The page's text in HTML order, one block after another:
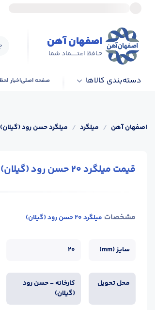
اصفهان آهن
حـافظ اعتــــــماد شما
دسته‌بندی کالاها صفحه اصلیاخبار
اصفهان آهن / میلگرد / میلگرد حسن رود (گیلان)
قیمت میلگرد 20 حسن رود (گیلان)
مشخصات میلگرد 20 حسن رود (گیلان)
سایز (mm) 20
محل تحویل
کارخانه - حسن رود
(گیلان)